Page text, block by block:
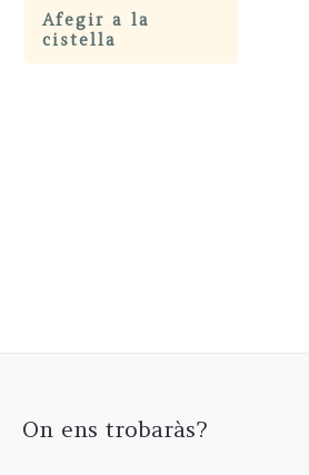
Afegir a la
cistella
On ens trobaràs?